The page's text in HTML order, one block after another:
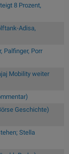
8 Prozent,
Adisa,
Palfinger, Porr
Mobility weiter
Geschichte)
Stella